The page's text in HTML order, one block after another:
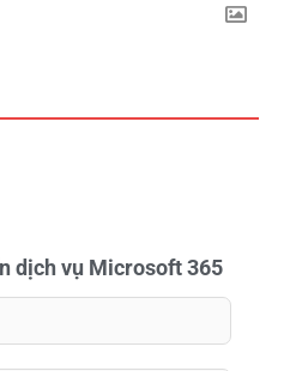
dịch vụ Microsoft 365